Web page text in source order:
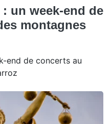
un week-end de
montagnes
end de concerts au